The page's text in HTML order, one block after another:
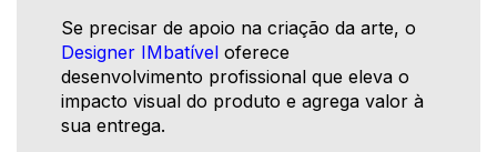
Se precisar de apoio na criação da arte, o
Designer IMbatível oferece
desenvolvimento profissional que eleva o
impacto visual do produto e agrega valor à
sua entrega.